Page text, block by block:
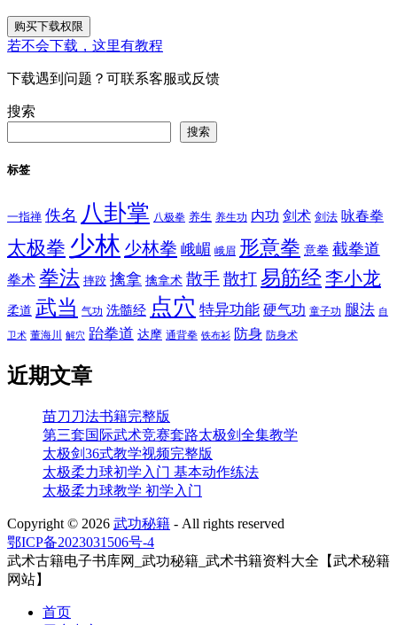
购买下载权限
若不会下载，这里有教程
下载遇到问题？可联系客服或反馈
搜索
搜索
标签
一指禅 佚名 八卦掌 八极拳 养生 养生功 内功 剑术 剑法 咏春拳
太极拳 少林 少林拳 峨嵋 峨眉 形意拳 意拳 截拳道
拳术 拳法 摔跤 擒拿 擒拿术 散手散打易筋经李小龙
柔道 武当 气功 洗髓经 点穴 特异功能 硬气功 童子功 腿法 自
卫术 董海川 解穴 跆拳道 达摩 通背拳 铁布衫 防身 防身术
近期文章
苗刀刀法书籍完整版
第三套国际武术竞赛套路太极剑全集教学
太极剑36式教学视频完整版
太极柔力球初学入门 基本动作练法
太极柔力球教学 初学入门
Copyright © 2026 武功秘籍 - All rights reserved
鄂ICP备2023031506号-4
武术古籍电子书库网_武功秘籍_武术书籍资料大全【武术秘籍
网站】
首页